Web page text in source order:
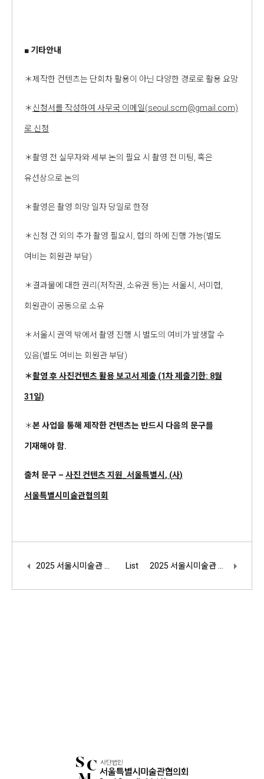
■ 기타안내
＊제작한 컨텐츠는 단회차 활용이 아닌 다양한 경로로 활용 요망
＊신청서를 작성하여 사무국 이메일(seoul.scm@gmail.com)
로 신청
＊촬영 전 실무자와 세부 논의 필요 시 촬영 전 미팅, 혹은
유선상으로 논의
＊촬영은 촬영 희망 일자 당일로 한정
＊신청 건 외의 추가 촬영 필요시, 협의 하에 진행 가능(별도
여비는 회원관 부담)
＊결과물에 대한 권리(저작권, 소유권 등)는 서울시, 서미협,
회원관이 공동으로 소유
＊서울시 권역 밖에서 촬영 진행 시 별도의 여비가 발생할 수
있음(별도 여비는 회원관 부담)
＊촬영 후 사진컨텐츠 활용 보고서 제출 (1차 제출기한: 8월
31일)
＊본 사업을 통해 제작한 컨텐츠는 반드시 다음의 문구를
기재해야 함.
출처 문구 – 사진 컨텐츠 지원 서울특별시 , (사)
서울특별시미술관협의회
List
2025 서울시미술관 도슨트학교 3기 수강생 모집 [모집연장] 2025 서울시미술관 도슨트학교 2기 수강생 모집(모집연장)